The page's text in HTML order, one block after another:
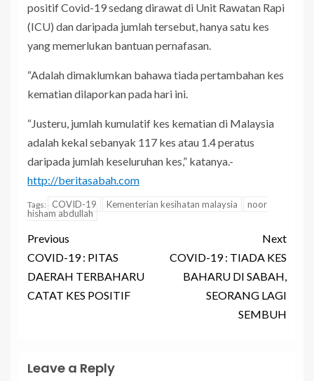
positif Covid-19 sedang dirawat di Unit Rawatan Rapi
(ICU) dan daripada jumlah tersebut, hanya satu kes
yang memerlukan bantuan pernafasan.
“Adalah dimaklumkan bahawa tiada pertambahan kes
kematian dilaporkan pada hari ini.
“Justeru, jumlah kumulatif kes kematian di Malaysia
adalah kekal sebanyak 117 kes atau 1.4 peratus
daripada jumlah keseluruhan kes,” katanya.-
http://beritasabah.com
Tags: COVID-19 Kementerian kesihatan malaysia
noor
hisham abdullah
Previous
COVID-19 : PITAS
DAERAH TERBAHARU
CATAT KES POSITIF
Next
COVID-19 : TIADA KES
BAHARU DI SABAH,
SEORANG LAGI
SEMBUH
Leave a Reply